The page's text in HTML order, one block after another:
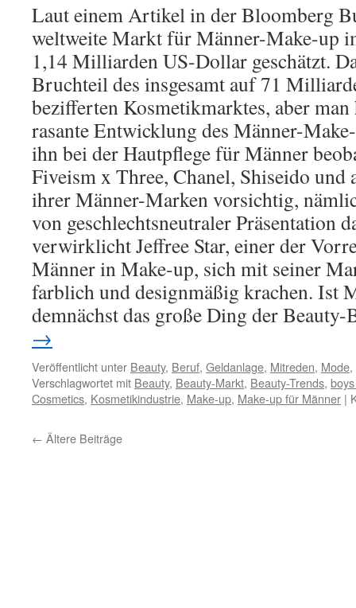
Laut einem Artikel in der Bloomberg
weltweite Markt für Männer-Make-up
1,14 Milliarden US-Dollar geschätzt.
Bruchteil des insgesamt auf 71
bezifferten Kosmetikmarktes, aber
rasante Entwicklung des Männer-
ihn bei der Hautpflege für Männer
Fiveism x Three, Chanel, Shiseido und
ihrer Männer-Marken vorsichtig,
von geschlechtsneutraler Präsentation
verwirklicht Jeffree Star, einer der
Männer in Make-up, sich mit seiner
farblich und designmäßig krachen. Ist
demnächst das große Ding der Beauty-
→
Veröffentlicht unter Beauty, Beruf, Geldanlage, Mitreden, Mode,
Verschlagwortet mit Beauty, Beauty-Markt, Beauty-Trends,
Cosmetics, Kosmetikindustrie, Make-up, Make-up für Männer |
← Ältere Beiträge